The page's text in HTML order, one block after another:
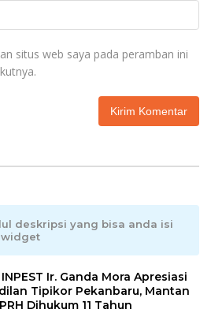
situs web saya pada peramban ini
deskripsi yang bisa anda isi
widget
Ir. Ganda Mora Apresiasi
Tipikor Pekanbaru, Mantan
Dihukum 11 Tahun